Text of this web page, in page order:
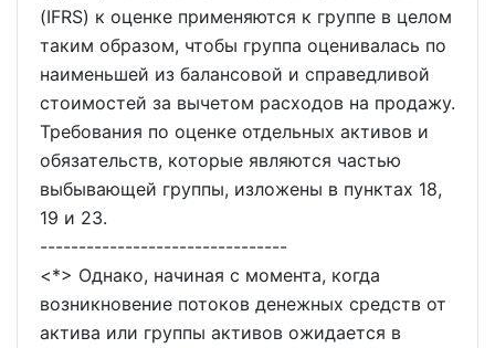
(IFRS) к оценке применяются к группе в целом
таким образом, чтобы группа оценивалась по
наименьшей из балансовой и справедливой
стоимостей за вычетом расходов на продажу.
Требования по оценке отдельных активов и
обязательств, которые являются частью
выбывающей группы, изложены в пунктах 18,
19 и 23.
--------------------------------
<*> Однако, начиная с момента, когда
возникновение потоков денежных средств от
актива или группы активов ожидается в